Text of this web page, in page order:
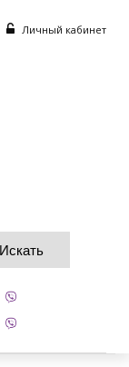
Личный кабинет